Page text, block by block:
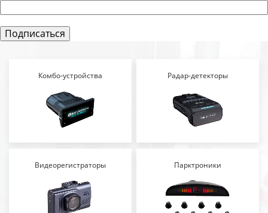
Комбо-устройства Радар-детекторы
Видеорегистраторы Парктроники